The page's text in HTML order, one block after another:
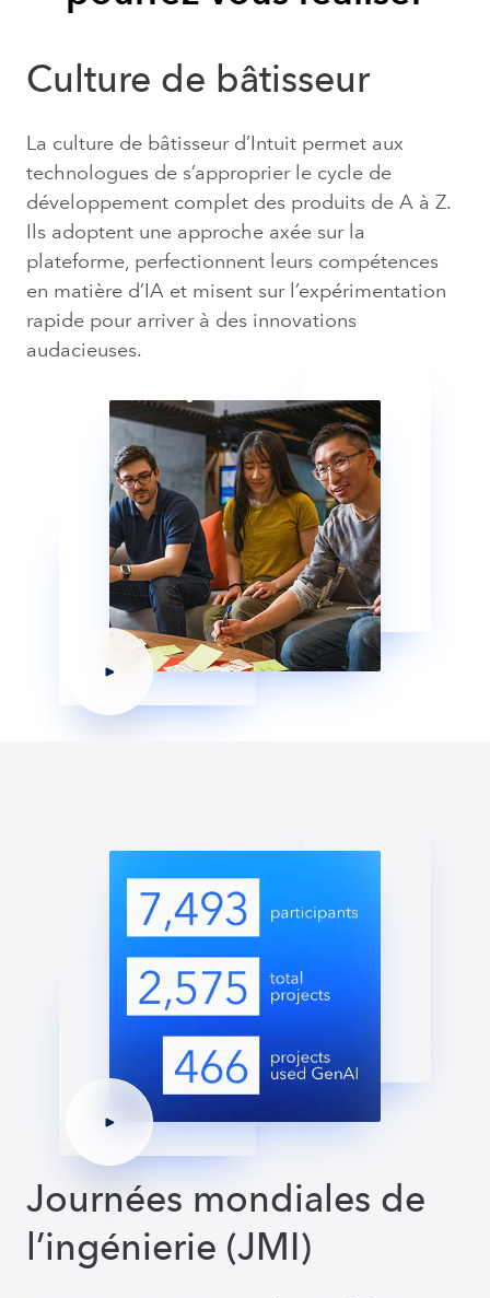
Culture de bâtisseur
La culture de bâtisseur d’Intuit permet aux
technologues de s’approprier le cycle de
développement complet des produits de A à Z.
Ils adoptent une approche axée sur la
plateforme, perfectionnent leurs compétences
en matière d’IA et misent sur l’expérimentation
rapide pour arriver à des innovations
audacieuses.
Journées mondiales de
l’ingénierie (JMI)